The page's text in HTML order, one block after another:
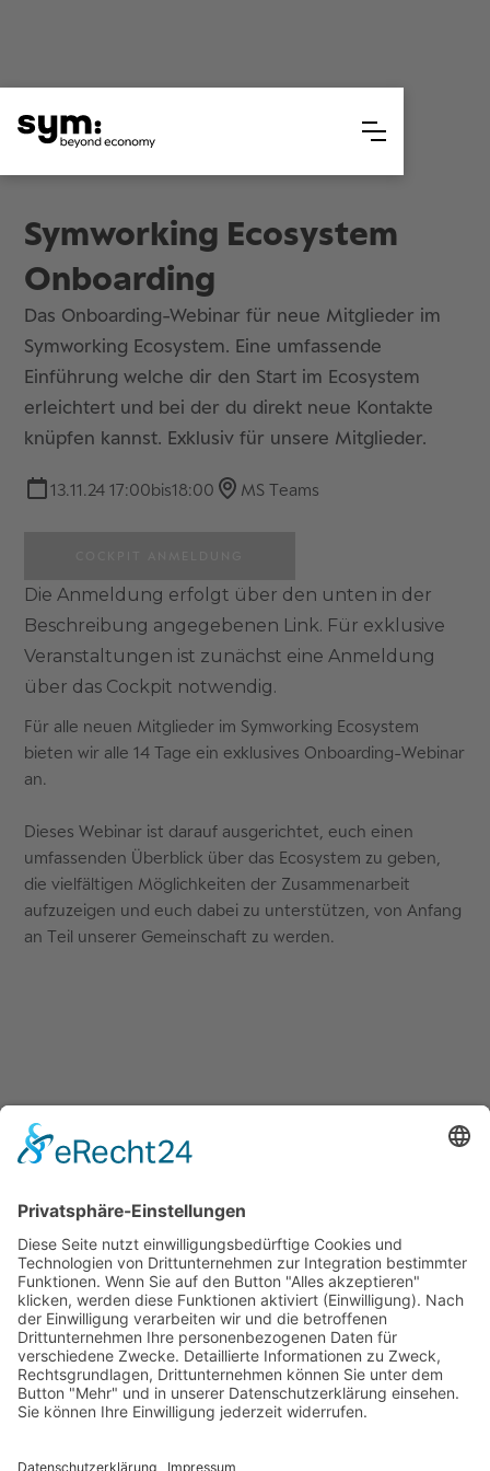
Symworking Ecosystem
Onboarding
Das Onboarding-Webinar für neue Mitglieder im
Symworking Ecosystem. Eine umfassende
Einführung welche dir den Start im Ecosystem
erleichtert und bei der du direkt neue Kontakte
knüpfen kannst. Exklusiv für unsere Mitglieder.
13.11.24 17:00bis18:00 MS Teams
Die Anmeldung erfolgt über den unten in der
Beschreibung angegebenen Link. Für exklusive
Veranstaltungen ist zunächst eine Anmeldung
über das Cockpit notwendig.
Für alle neuen Mitglieder im Symworking Ecosystem
bieten wir alle 14 Tage ein exklusives Onboarding-Webinar
an.
Dieses Webinar ist darauf ausgerichtet, euch einen
umfassenden Überblick über das Ecosystem zu geben,
die vielfältigen Möglichkeiten der Zusammenarbeit
aufzuzeigen und euch dabei zu unterstützen, von Anfang
an Teil unserer Gemeinschaft zu werden.
Quicklinks
Symworking Ecosystem
Mitglied werden
Social Media
Zu LinkedIn